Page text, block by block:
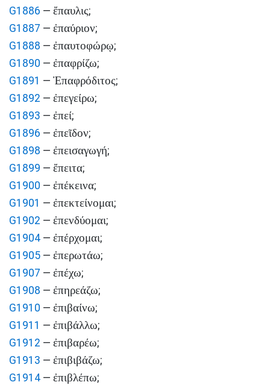
G1886 — ἔπαυλις;
G1887 — ἐπαύριον;
G1888 — ἐπαυτοφώρῳ;
G1890 — ἐπαφρίζω;
G1891 — Ἐπαφρόδιτος;
G1892 — ἐπεγείρω;
G1893 — ἐπεί;
G1896 — ἐπεῖδον;
G1898 — ἐπεισαγωγή;
G1899 — ἔπειτα;
G1900 — ἐπέκεινα;
G1901 — ἐπεκτείνομαι;
G1902 — ἐπενδύομαι;
G1904 — ἐπέρχομαι;
G1905 — ἐπερωτάω;
G1907 — ἐπέχω;
G1908 — ἐπηρεάζω;
G1910 — ἐπιβαίνω;
G1911 — ἐπιβάλλω;
G1912 — ἐπιβαρέω;
G1913 — ἐπιβιβάζω;
G1914 — ἐπιβλέπω;